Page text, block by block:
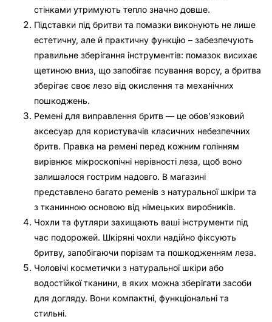
стінками утримують тепло значно довше.
Підставки під бритви та помазки виконують не лише
естетичну, але й практичну функцію – забезпечують
правильне зберігання інструментів: помазок висихає
щетиною вниз, що запобігає псування ворсу, а бритва
зберігає своє лезо від окислення та механічних
пошкоджень.
Ремені для виправлення бритв — це обов’язковий
аксесуар для користувачів класичних небезпечних
бритв. Правка на ремені перед кожним голінням
вирівнює мікроскопічні нерівності леза, щоб воно
залишалося гострим надовго. В магазині
представлено багато ременів з натуральної шкіри та
з тканинною основою від німецьких виробників.
Чохли та футляри захищають ваші інструменти під
час подорожей. Шкіряні чохли надійно фіксують
бритву, запобігаючи порізам та пошкодженням леза.
Чоловічі косметички з натуральної шкіри або
водостійкої тканини, в яких можна зберігати засоби
для догляду. Вони компактні, функціональні та
стильні.